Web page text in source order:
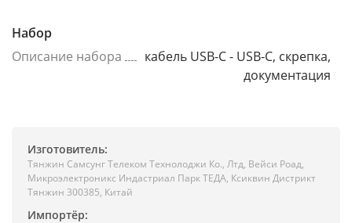
Набор
Описание набора
кабель USB-C - USB-C, скрепка,
документация
Изготовитель:
Тянжин Самсунг Телеком Технолоджи Ко., Лтд, Вейси Роад,
Микроэлектроникс Индастриал Парк ТЕДА, Ксиквин Дистрикт
Тянжин 300385, Китай
Импортёр: